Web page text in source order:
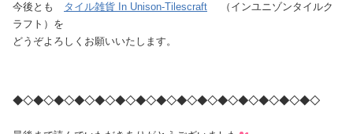
今後とも タイル雑貨 In Unison-Tilescraft （インユニゾンタイルク
ラフト）を
どうぞよろしくお願いいたします。
◆◇◆◇◆◇◆◇◆◇◆◇◆◇◆◇◆◇◆◇◆◇◆◇◆◇◆◇◆◇